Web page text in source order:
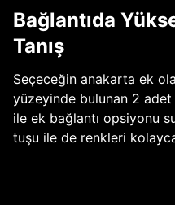
Bağlantıda
Tanış
Seçeceğin anakarta ek
yüzeyinde bulunan 2
ile ek bağlantı opsiyonu
tuşu ile de renkleri